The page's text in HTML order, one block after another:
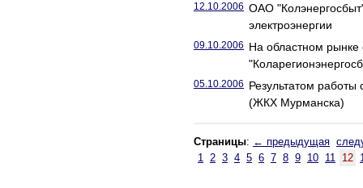
12.10.2006 ОАО
электроэнергии
09.10.2006 На областном рынке
05.10.2006 Результатом
(ЖКХ Мурманска)
Страницы: ← предыдущая
1 2 3 4 5 6 7 8 9 10 11 12